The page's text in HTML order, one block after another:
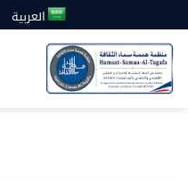
العربية